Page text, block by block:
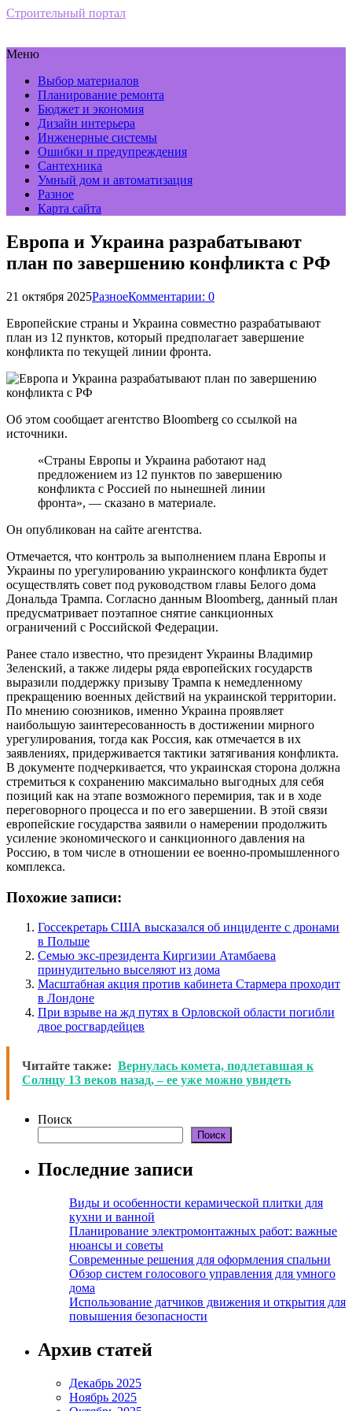
Строительный портал
Меню
Выбор материалов
Планирование ремонта
Бюджет и экономия
Дизайн интерьера
Инженерные системы
Ошибки и предупреждения
Сантехника
Умный дом и автоматизация
Разное
Карта сайта
Европа и Украина разрабатывают
план по завершению конфликта с РФ
21 октября 2025РазноеКомментарии: 0
Европейские страны и Украина совместно разрабатывают
план из 12 пунктов, который предполагает завершение
конфликта по текущей линии фронта.
Об этом сообщает агентство Bloomberg со ссылкой на
источники.
«Страны Европы и Украина работают над
предложением из 12 пунктов по завершению
конфликта с Россией по нынешней линии
фронта», — сказано в материале.
Он опубликован на сайте агентства.
Отмечается, что контроль за выполнением плана Европы и
Украины по урегулированию украинского конфликта будет
осуществлять совет под руководством главы Белого дома
Дональда Трампа. Согласно данным Bloomberg, данный план
предусматривает поэтапное снятие санкционных
ограничений с Российской Федерации.
Ранее стало известно, что президент Украины Владимир
Зеленский, а также лидеры ряда европейских государств
выразили поддержку призыву Трампа к немедленному
прекращению военных действий на украинской территории.
По мнению союзников, именно Украина проявляет
наибольшую заинтересованность в достижении мирного
урегулирования, тогда как Россия, как отмечается в их
заявлениях, придерживается тактики затягивания конфликта.
В документе подчеркивается, что украинская сторона должна
стремиться к сохранению максимально выгодных для себя
позиций как на этапе возможного перемирия, так и в ходе
переговорного процесса и по его завершении. В этой связи
европейские государства заявили о намерении продолжить
усиление экономического и санкционного давления на
Россию, в том числе в отношении ее военно-промышленного
комплекса.
Похожие записи:
Госсекретарь США высказался об инциденте с дронами
в Польше
Семью экс-президента Киргизии Атамбаева
принудительно выселяют из дома
Масштабная акция против кабинета Стармера проходит
в Лондоне
При взрыве на жд путях в Орловской области погибли
двое росгвардейцев
Читайте также: Вернулась комета, подлетавшая к
Солнцу 13 веков назад, – ее уже можно увидеть
Поиск
Поиск
Последние записи
Виды и особенности керамической плитки для
кухни и ванной
Планирование электромонтажных работ: важные
нюансы и советы
Современные решения для оформления спальни
Обзор систем голосового управления для умного
дома
Использование датчиков движения и открытия для
повышения безопасности
Архив статей
Декабрь 2025
Ноябрь 2025